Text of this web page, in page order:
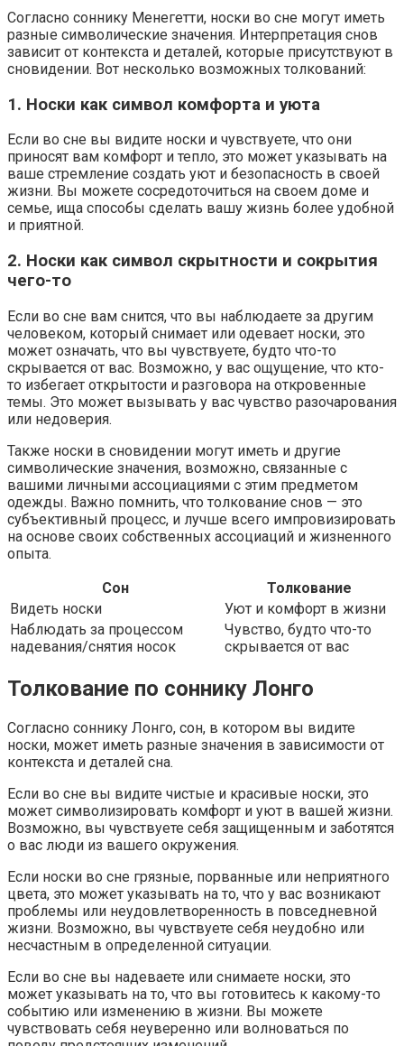
Согласно соннику Менегетти, носки во сне могут иметь
разные символические значения. Интерпретация снов
зависит от контекста и деталей, которые присутствуют в
сновидении. Вот несколько возможных толкований:
1. Носки как символ комфорта и уюта
Если во сне вы видите носки и чувствуете, что они
приносят вам комфорт и тепло, это может указывать на
ваше стремление создать уют и безопасность в своей
жизни. Вы можете сосредоточиться на своем доме и
семье, ища способы сделать вашу жизнь более удобной
и приятной.
2. Носки как символ скрытности и сокрытия
чего-то
Если во сне вам снится, что вы наблюдаете за другим
человеком, который снимает или одевает носки, это
может означать, что вы чувствуете, будто что-то
скрывается от вас. Возможно, у вас ощущение, что кто-
то избегает открытости и разговора на откровенные
темы. Это может вызывать у вас чувство разочарования
или недоверия.
Также носки в сновидении могут иметь и другие
символические значения, возможно, связанные с
вашими личными ассоциациями с этим предметом
одежды. Важно помнить, что толкование снов — это
субъективный процесс, и лучше всего импровизировать
на основе своих собственных ассоциаций и жизненного
опыта.
Сон
Толкование
Видеть носки
Уют и комфорт в жизни
Наблюдать за процессом
надевания/снятия носок
Чувство, будто что-то
скрывается от вас
Толкование по соннику Лонго
Согласно соннику Лонго, сон, в котором вы видите
носки, может иметь разные значения в зависимости от
контекста и деталей сна.
Если во сне вы видите чистые и красивые носки, это
может символизировать комфорт и уют в вашей жизни.
Возможно, вы чувствуете себя защищенным и заботятся
о вас люди из вашего окружения.
Если носки во сне грязные, порванные или неприятного
цвета, это может указывать на то, что у вас возникают
проблемы или неудовлетворенность в повседневной
жизни. Возможно, вы чувствуете себя неудобно или
несчастным в определенной ситуации.
Если во сне вы надеваете или снимаете носки, это
может указывать на то, что вы готовитесь к какому-то
событию или изменению в жизни. Вы можете
чувствовать себя неуверенно или волноваться по